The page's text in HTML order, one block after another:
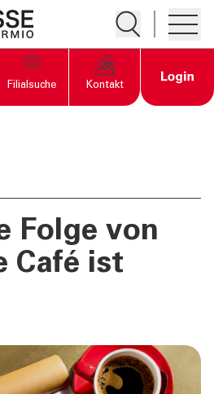
Suche öffnen
Filialsuche Kontakt Open
Folge von
Café ist